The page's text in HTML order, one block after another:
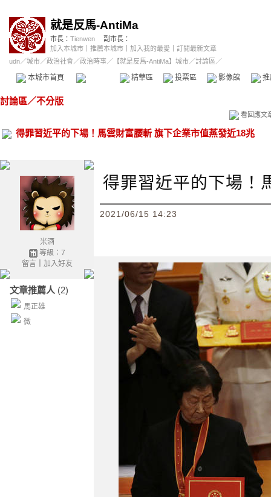
就是反馬-AntiMa
市長： Tienwen
副市長：
加入本城市
推薦本城市 加入我的最愛
訂閱最新文章
udn／城市／政治社會 ／政治時事／ 【就是反馬-AntiMa】城市／討論區／
本城市首頁 精華區 投票區 影像館
討論區／不分版
看回應文
得罪習近平的下場！馬雲財富腰斬 旗下企業市值蒸發近18兆
米酒
等級：7
留言｜ 加入好友
文章推薦人 (2)
馬正雄
微
得罪習近平的下場！
2021/06/15 14:23